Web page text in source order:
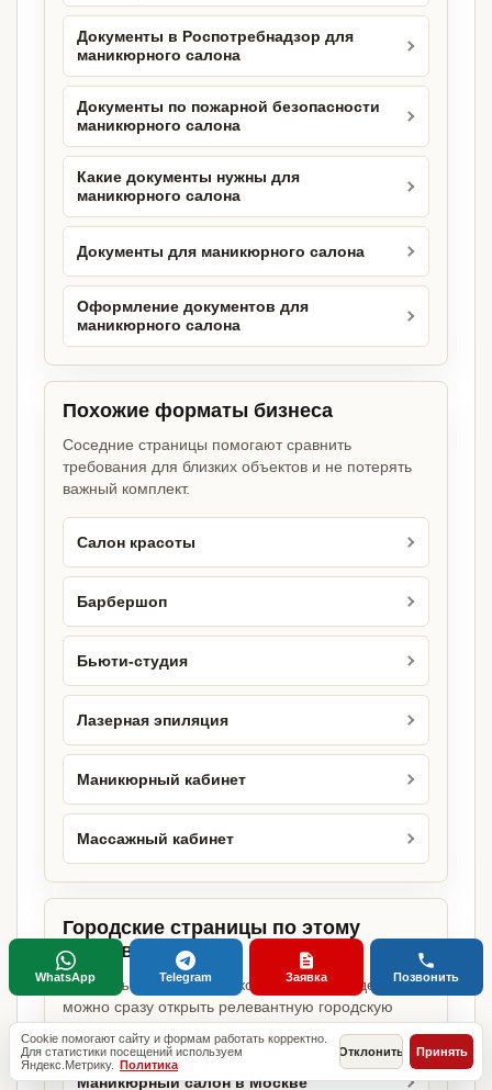
Документы в Роспотребнадзор для
маникюрного салона
Документы по пожарной безопасности
маникюрного салона
Какие документы нужны для
маникюрного салона
Документы для маникюрного салона
Оформление документов для
маникюрного салона
Похожие форматы бизнеса
Соседние страницы помогают сравнить
требования для близких объектов и не потерять
важный комплект.
Салон красоты
Барбершоп
Бьюти-студия
Лазерная эпиляция
Маникюрный кабинет
Массажный кабинет
Городские страницы по этому
направлению
Если объект работает в конкретном городе,
можно сразу открыть релевантную городскую
страницу.
Маникюрный салон в Москве
Cookie помогают сайту и формам работать корректно.
Для статистики посещений используем
Яндекс.Метрику. Политика
Отклонить Принять
WhatsApp Telegram Заявка Позвонить